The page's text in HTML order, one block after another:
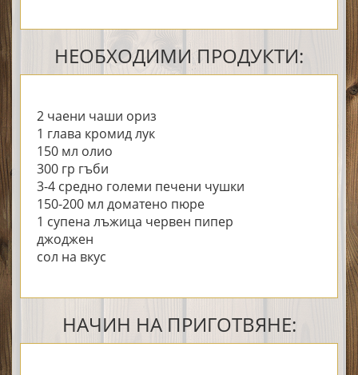
НЕОБХОДИМИ ПРОДУКТИ:
2 чаени чаши ориз
1 глава кромид лук
150 мл олио
300 гр гъби
3-4 средно големи печени чушки
150-200 мл доматено пюре
1 супена лъжица червен пипер
джоджен
сол на вкус
НАЧИН НА ПРИГОТВЯНЕ: